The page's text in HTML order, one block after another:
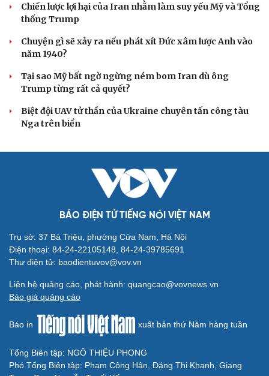
Chiến lược lợi hại của Iran nhằm làm suy yếu Mỹ và Tổng
thống Trump
Chuyện gì sẽ xảy ra nếu phát xít Đức xâm lược Anh vào
năm 1940?
Tại sao Mỹ bất ngờ ngừng ném bom Iran dù ông
Trump từng rất cả quyết?
Biệt đội UAV tử thần của Ukraine chuyên tấn công tàu
Nga trên biển
BÁO ĐIỆN TỬ TIẾNG NÓI VIỆT NAM
Trụ sở: 37 Bà Triệu, phường Cửa Nam, Hà Nội
Điện thoại: 84-24-22105148, 84-24-39785691
Thư điện tử: baodientuvov@vov.vn
Liên hệ quảng cáo, phát hành: quangcao@vovnews.vn
Báo giá quảng cáo
Báo in xuất bản thứ Năm hàng tuần
Tổng Biên tập: NGÔ THIỆU PHONG
Phó Tổng Biên tập: Phạm Công Hân, Đặng Thị Khanh, Giang